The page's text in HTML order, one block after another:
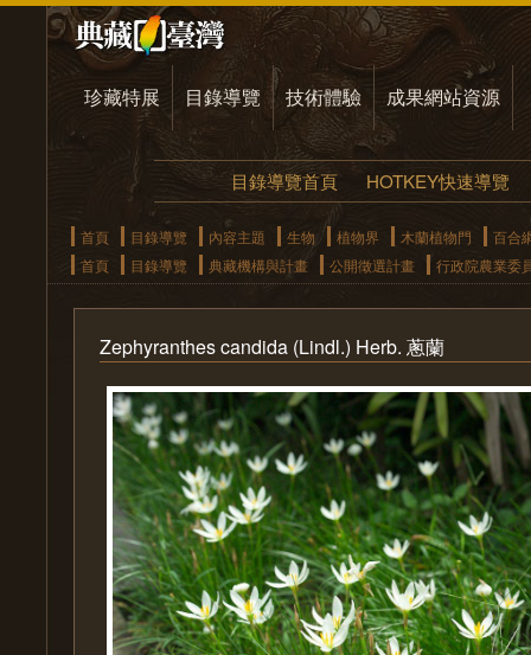
珍藏特展 目錄導覽 技術體驗 成果網站資源
目錄導覽首頁 HOTKEY快速導覽
首頁 目錄導覽 內容主題 生物 植物界 木蘭植物門
百合
首頁
目錄導覽 典藏機構與計畫 公開徵選計畫 行政院農業委
Zephyranthes candida (Lindl.) Herb. 蔥蘭